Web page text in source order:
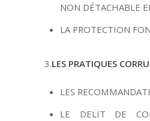
NON DÉTACHABLE
LA PROTECTION
3.LES PRATIQUES
LES
LE DELIT DE